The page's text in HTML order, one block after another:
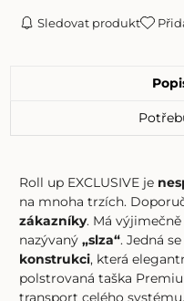
Sledovat produkt
Roll up EXCLUSIVE je
na mnoha trzích.
zákazníky. Má
nazývaný„slza“. Jedná
konstrukci, která
polstrovaná taška
transport celého systému.